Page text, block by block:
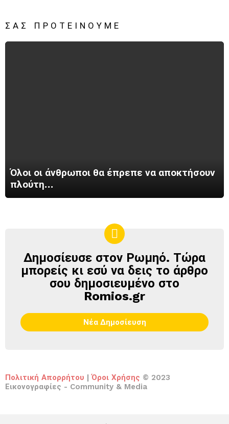
ΣΑΣ ΠΡΟΤΕΊΝΟΥΜΕ
Όλοι οι άνθρωποι θα έπρεπε να αποκτήσουν
πλούτη…
ΔΗΜΟΣΊΕΥΣΕ
ΣΤΟΝ
ΡΩΜΗΌ
Δημοσίευσε στον Ρωμηό. Τώρα
μπορείς κι εσύ να δεις το άρθρο
σου δημοσιευμένο στο
Romios.gr
Νέα Δημοσίευση
Πολιτική Απορρήτου Όροι Χρήσης © 2023
Εικονογραφίες - Community & Media